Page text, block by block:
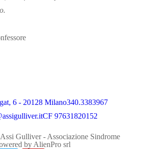
6 - 20128 Milano340.3383967
CF 97631820152
Gulliver - Associazione Sindrome
by AlienPro srl